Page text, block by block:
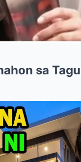
sa